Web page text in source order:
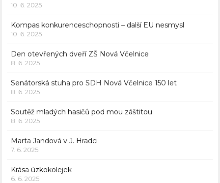
10. 6. 2025
Kompas konkurenceschopnosti – další EU nesmysl
10. 6. 2025
Den otevřených dveří ZŠ Nová Včelnice
8. 6. 2025
Senátorská stuha pro SDH Nová Včelnice 150 let
8. 6. 2025
Soutěž mladých hasičů pod mou záštitou
8. 6. 2025
Marta Jandová v J. Hradci
7. 6. 2025
Krása úzkokolejek
6. 6. 2025